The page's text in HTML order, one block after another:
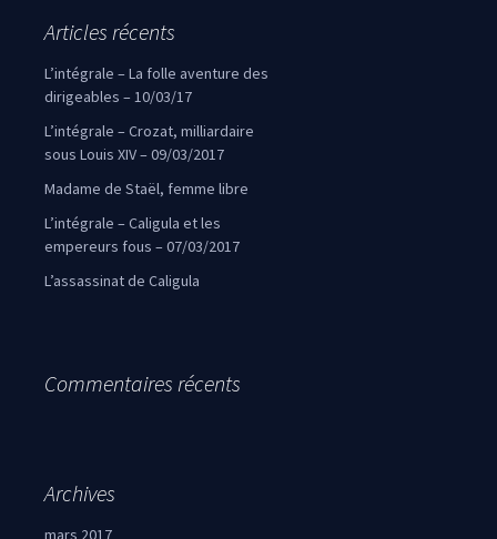
Articles récents
L’intégrale – La folle aventure des
dirigeables – 10/03/17
L’intégrale – Crozat, milliardaire
sous Louis XIV – 09/03/2017
Madame de Staël, femme libre
L’intégrale – Caligula et les
empereurs fous – 07/03/2017
L’assassinat de Caligula
Commentaires récents
Archives
mars 2017